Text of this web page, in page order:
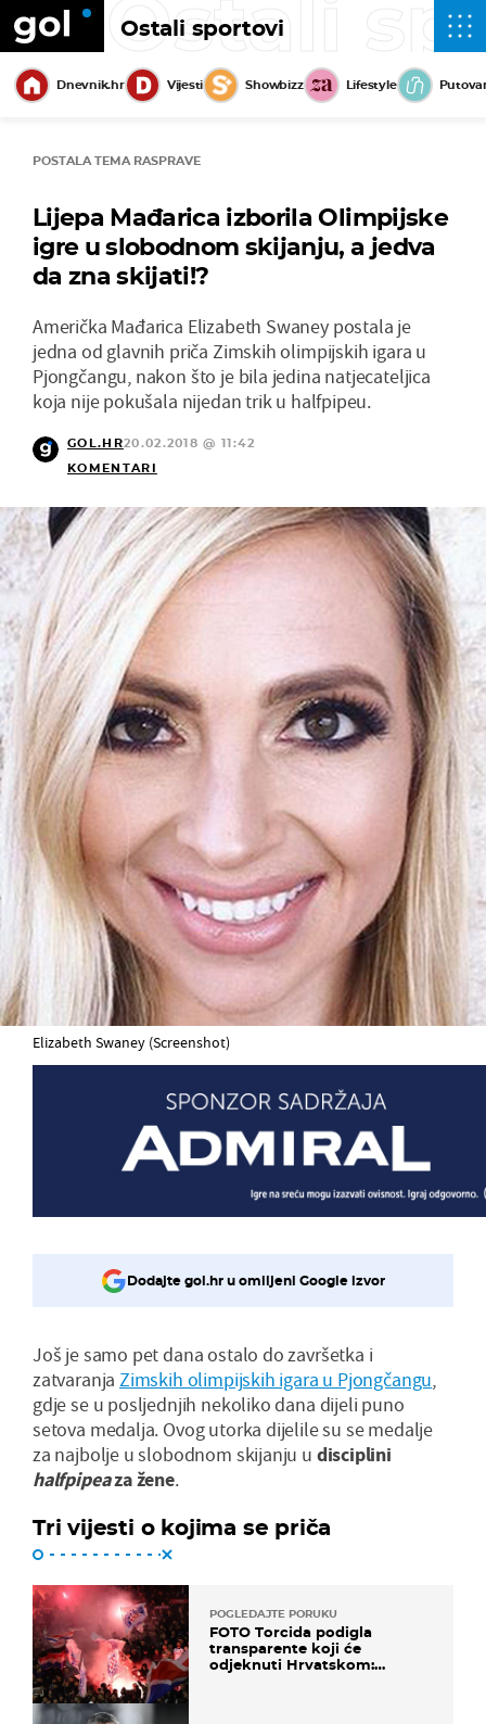
Ostali sportovi
Ostali
Dnevnik.hr Vijesti Showbizz Lifestyle
POSTALA TEMA RASPRAVE
Lijepa Mađarica izborila Olimpijske
igre u slobodnom skijanju, a jedva
da zna skijati!?
Američka Mađarica Elizabeth Swaney postala je
jedna od glavnih priča Zimskih olimpijskih igara u
Pjongčangu, nakon što je bila jedina natjecateljica
koja nije pokušala nijedan trik u halfpipeu.
GOL.HR20.02.2018 @ 11:42
KOMENTARI
Elizabeth Swaney (Screenshot)
Dodajte gol.hr u omiljeni Google izvor
Još je samo pet dana ostalo do završetka i
zatvaranjaZimskih olimpijskih igara u Pjongčangu,
gdje se u posljednjih nekoliko dana dijeli puno
setova medalja. Ovog utorka dijelile su se medalje
za najbolje u slobodnom skijanju u disciplini
halfpipeaza žene.
Tri vijesti o kojima se priča
POGLEDAJTE PORUKU
FOTO Torcida podigla
transparente koji će
odjeknuti Hrvatskom: